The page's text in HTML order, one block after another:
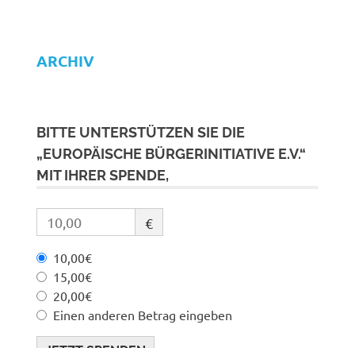
ARCHIV
BITTE UNTERSTÜTZEN SIE DIE
„EUROPÄISCHE BÜRGERINITIATIVE E.V.“
MIT IHRER SPENDE,
€
10,00€
15,00€
20,00€
Einen anderen Betrag eingeben